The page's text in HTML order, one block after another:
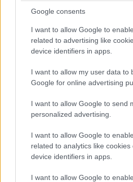
Google consents
I want to allow Google to
related to advertising like
device identifiers in apps.
I want to allow my user data to
Google for online advertising
I want to allow Google to send
personalized advertising.
I want to allow Google to
related to analytics like cookies
device identifiers in apps.
I want to allow Google to
εστιατορίου Altesi’s που
απόσταση με τα πόδια από
Side του Μανχάταν,
ότι είχε δειπνήσει μαζί
Τετάρτης – την ημέρα
Η Ιβάνα φαινόταν
«έδειχνε ίσως λίγο
παρήγγειλε «πολύ, πολύ
φαγητού» πριν πληρώσει
και επιστρέψει στο σπίτι